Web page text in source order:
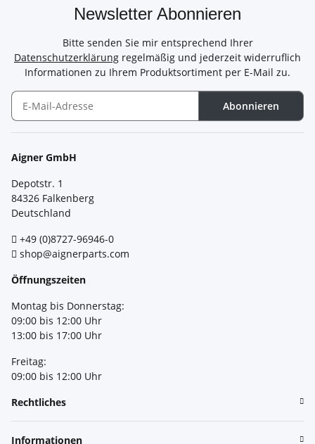
Newsletter Abonnieren
Bitte senden Sie mir entsprechend Ihrer
Datenschutzerklärung regelmäßig und jederzeit widerruflich
Informationen zu Ihrem Produktsortiment per E-Mail zu.
Abonnieren
Aigner GmbH
Depotstr. 1
84326 Falkenberg
Deutschland
+49 (0)8727-96946-0
shop@aignerparts.com
Öffnungszeiten
Montag bis Donnerstag:
09:00 bis 12:00 Uhr
13:00 bis 17:00 Uhr
Freitag:
09:00 bis 12:00 Uhr
Rechtliches
Informationen